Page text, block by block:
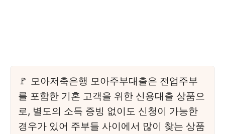
모아저축은행 모아주부대출은 전업주부
를 포함한 기혼 고객을 위한 신용대출 상품으
로, 별도의 소득 증빙 없이도 신청이 가능한
경우가 있어 주부들 사이에서 많이 찾는 상품